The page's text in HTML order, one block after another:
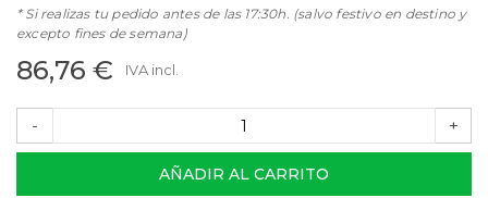
* Si realizas tu pedido antes de las 17:30h. (salvo festivo en destino y
excepto fines de semana)
86,76 € IVA incl.
- +
AÑADIR AL CARRITO